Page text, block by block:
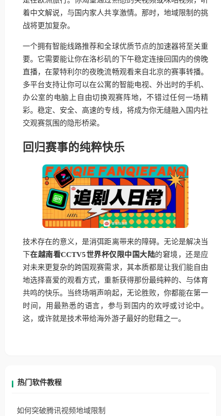
着中文解说，与国内家人共享激情。那时，地域限制的挑
战将更加复杂。
一个拥有智能线路推荐和全球优质节点的加速器将至关重
要。它需要能让你在洛杉矶的下午稳定连接回国内的傍晚
直播，在蒙特利尔的夜晚流畅观看来自北京的赛事转播。
多平台支持让你可以在公寓的智能电视、外出时的手机、
办公室的电脑上自由切换观赛阵地，不错过任何一场精
彩。稳定、安全、高速的专线，将成为你无缝融入国内社
交观赛氛围的隐形桥梁。
回归赛事的纯粹快乐
技术存在的意义，是消弭距离带来的障碍。无论是解决当
下在越南看CCTV5世界杯仅限中国大陆的窘境，还是应
对未来更复杂的跨国观赛需求，其本质都是让我们能自由
地选择喜爱的观看方式，重新获得那份最纯粹的、与体育
共鸣的快乐。当终场哨声响起，无论胜败，你都能在第一
时间，用最熟悉的语言，参与到国内的欢呼或讨论中。
这，或许就是技术带给海外游子最好的慰藉之一。
热门软件教程
如何突破腾讯视频地域限制